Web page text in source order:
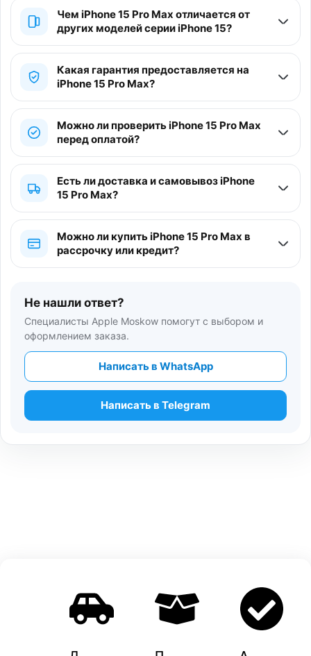
Чем iPhone 15 Pro Max отличается от
других моделей серии iPhone 15?
Какая гарантия предоставляется на
iPhone 15 Pro Max?
Можно ли проверить iPhone 15 Pro Max
перед оплатой?
Есть ли доставка и самовывоз iPhone
15 Pro Max?
Можно ли купить iPhone 15 Pro Max в
рассрочку или кредит?
Не нашли ответ?
Специалисты Apple Moskow помогут с выбором и
оформлением заказа.
Написать в WhatsApp
Написать в Telegram